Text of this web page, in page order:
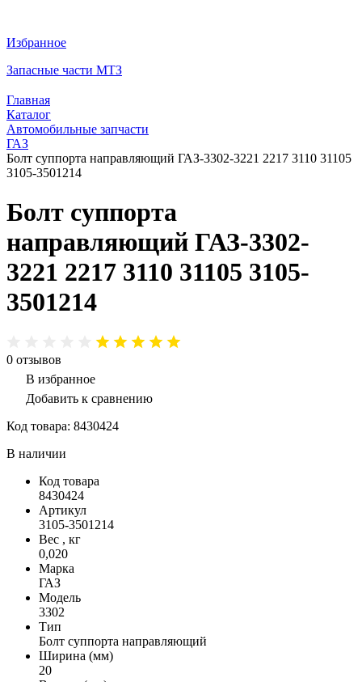
Избранное
Запасные части МТЗ
Главная
Каталог
Автомобильные запчасти
ГАЗ
Болт суппорта направляющий ГАЗ-3302-3221 2217 3110 31105
3105-3501214
Болт суппорта
направляющий ГАЗ-3302-
3221 2217 3110 31105 3105-
3501214
0 отзывов
В избранное
Добавить к сравнению
Код товара: 8430424
В наличии
Код товара
8430424
Артикул
3105-3501214
Вес , кг
0,020
Марка
ГАЗ
Модель
3302
Тип
Болт суппорта направляющий
Ширина (мм)
20